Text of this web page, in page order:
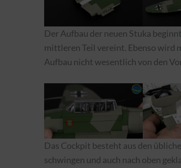
Der Aufbau der neuen Stuka
mittleren Teil vereint. Ebenso wird
Aufbau nicht wesentlich von den
Das Cockpit besteht aus den
schwingen und auch nach oben